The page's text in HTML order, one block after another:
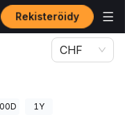
Rekisteröidy
CHF
1Y